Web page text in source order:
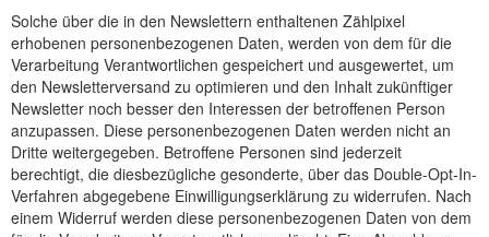
Solche über die in den Newslettern enthaltenen Zählpixel
erhobenen personenbezogenen Daten, werden von dem für die
Verarbeitung Verantwortlichen gespeichert und ausgewertet, um
den Newsletterversand zu optimieren und den Inhalt zukünftiger
Newsletter noch besser den Interessen der betroffenen Person
anzupassen. Diese personenbezogenen Daten werden nicht an
Dritte weitergegeben. Betroffene Personen sind jederzeit
berechtigt, die diesbezügliche gesonderte, über das Double-Opt-In-
Verfahren abgegebene Einwilligungserklärung zu widerrufen. Nach
einem Widerruf werden diese personenbezogenen Daten von dem